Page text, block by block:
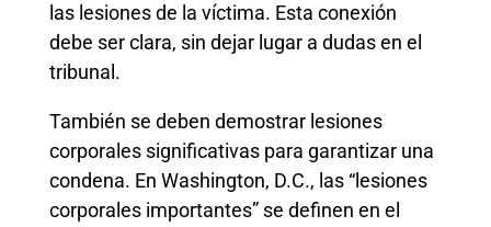
las lesiones de la víctima. Esta conexión
debe ser clara, sin dejar lugar a dudas en el
tribunal.
También se deben demostrar lesiones
corporales significativas para garantizar una
condena. En Washington, D.C., las “lesiones
corporales importantes” se definen en el